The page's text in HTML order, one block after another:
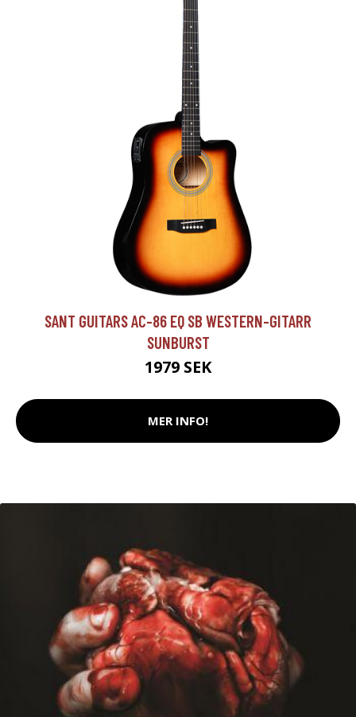
SANT GUITARS AC-86 EQ SB WESTERN-GITARR
SUNBURST
1979 SEK
MER INFO!